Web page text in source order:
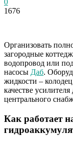
1676
Организовать
загородные
водопровод или
насосы Даб.
жидкости –
качестве
центрального
Как работает